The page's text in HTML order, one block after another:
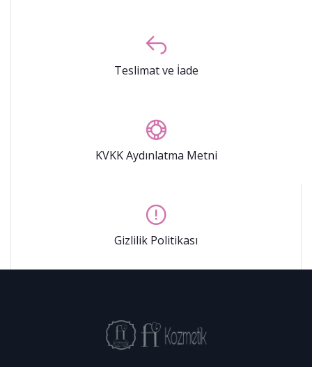
Teslimat ve İade
KVKK Aydınlatma Metni
Gizlilik Politikası